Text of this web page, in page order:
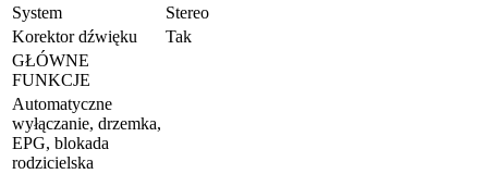
System
Stereo
Korektor dźwięku
Tak
GŁÓWNE
FUNKCJE
Automatyczne
wyłączanie, drzemka,
EPG, blokada
rodzicielska